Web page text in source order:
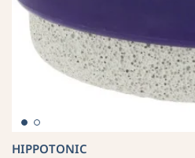
HIPPOTONIC